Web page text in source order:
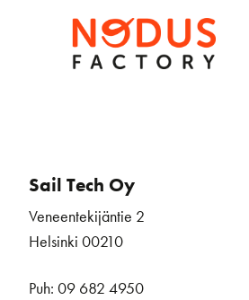
Sail Tech Oy
Veneentekijäntie 2
Helsinki 00210
Puh: 09 682 4950